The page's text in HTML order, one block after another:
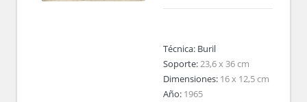
Técnica: Buril
Soporte:23,6 x 36 cm
Dimensiones: 16 x 12,5 cm
Año: 1965